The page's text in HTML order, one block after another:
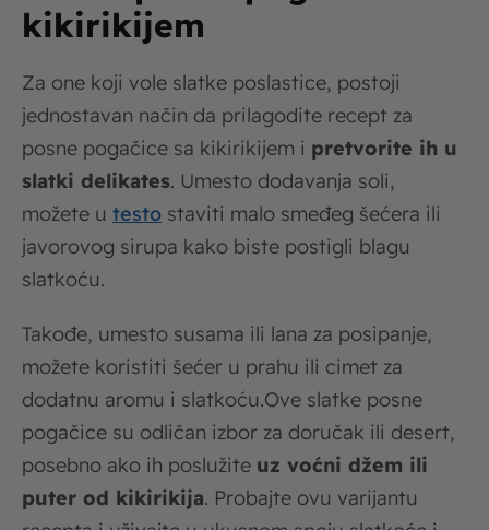
kikirikijem
Za one koji vole slatke poslastice, postoji
jednostavan način da prilagodite recept za
posne pogačice sa kikirikijem i pretvorite ih u
slatki delikates. Umesto dodavanja soli,
možete u testo staviti malo smeđeg šećera ili
javorovog sirupa kako biste postigli blagu
slatkoću.
Takođe, umesto susama ili lana za posipanje,
možete koristiti šećer u prahu ili cimet za
dodatnu aromu i slatkoću.Ove slatke posne
pogačice su odličan izbor za doručak ili desert,
posebno ako ih poslužite uz voćni džem ili
puter od kikirikija. Probajte ovu varijantu